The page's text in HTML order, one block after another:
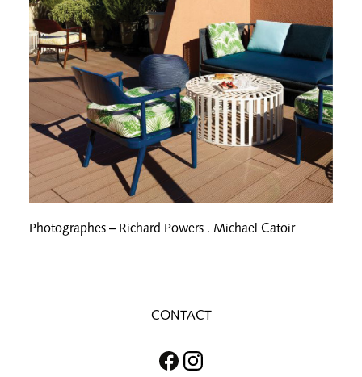
Photographes – Richard Powers . Michael Catoir
CONTACT